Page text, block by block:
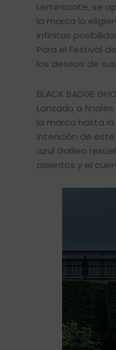
Leminscate, se
la marca lo
infinitas
Para el Festival
los deseos de
BLACK BADGE
Lanzado a
la marca hasta
intención de este
azul Galileo
asientos y el